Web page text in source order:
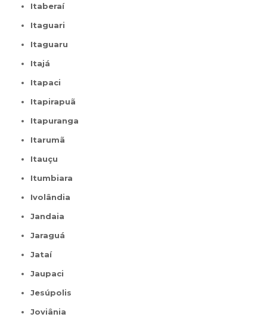
Itaberaí
Itaguari
Itaguaru
Itajá
Itapaci
Itapirapuã
Itapuranga
Itarumã
Itauçu
Itumbiara
Ivolândia
Jandaia
Jaraguá
Jataí
Jaupaci
Jesúpolis
Joviânia